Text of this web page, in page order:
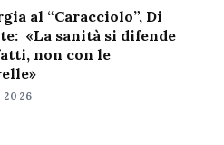
al “Caracciolo”, Di
«La sanità si difende
non con le
2026